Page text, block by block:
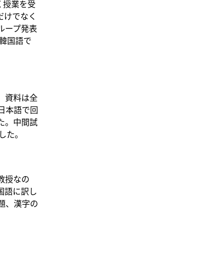
業を受
でなく
ープ発表
国語で
資料は全
本語で回
。中間試
。
授なの
語に訳し
、漢字の